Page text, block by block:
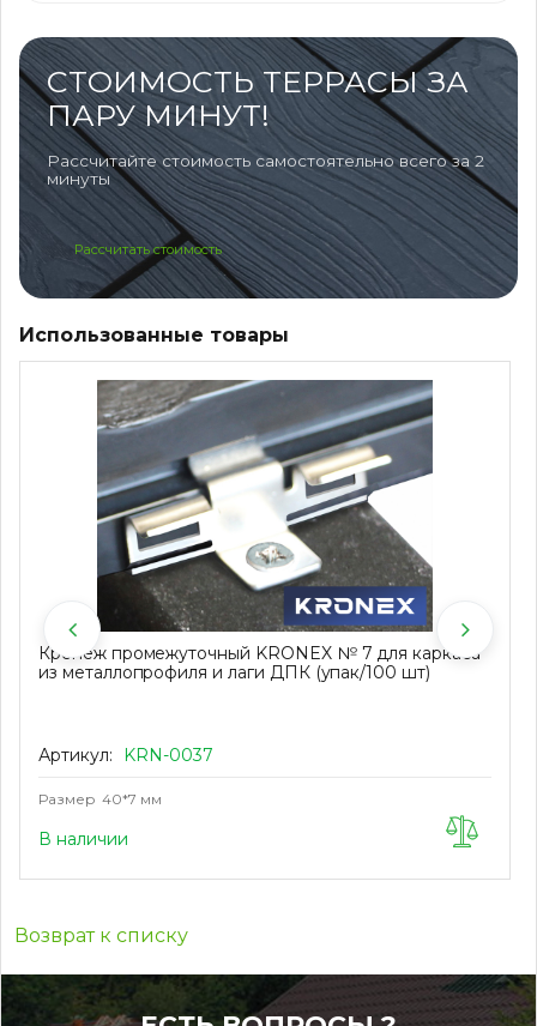
СТОИМОСТЬ ТЕРРАСЫ ЗА
ПАРУ МИНУТ!
Рассчитайте стоимость самостоятельно всего за 2
минуты
Рассчитать стоимость
Использованные товары
Крепеж промежуточный KRONEX № 7 для каркаса
из металлопрофиля и лаги ДПК (упак/100 шт)
Артикул: KRN-0037
Размер 40*7 мм
В наличии
Возврат к списку